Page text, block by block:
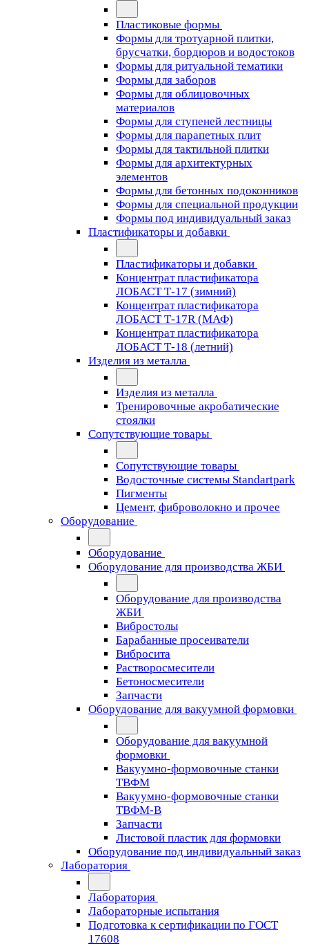
Пластиковые формы
Формы для тротуарной плитки,
брусчатки, бордюров и водостоков
Формы для ритуальной тематики
Формы для заборов
Формы для облицовочных
материалов
Формы для ступеней лестницы
Формы для парапетных плит
Формы для тактильной плитки
Формы для архитектурных
элементов
Формы для бетонных подоконников
Формы для специальной продукции
Формы под индивидуальный заказ
Пластификаторы и добавки
Пластификаторы и добавки
Концентрат пластификатора
ЛОБАСТ Т-17 (зимний)
Концентрат пластификатора
ЛОБАСТ Т-17R (МАФ)
Концентрат пластификатора
ЛОБАСТ Т-18 (летний)
Изделия из металла
Изделия из металла
Тренировочные акробатические
стоялки
Сопутствующие товары
Сопутствующие товары
Водосточные системы Standartpark
Пигменты
Цемент, фиброволокно и прочее
Оборудование
Оборудование
Оборудование для производства ЖБИ
Оборудование для производства
ЖБИ
Вибростолы
Барабанные просеиватели
Вибросита
Растворосмесители
Бетоносмесители
Запчасти
Оборудование для вакуумной формовки
Оборудование для вакуумной
формовки
Вакуумно-формовочные станки
ТВФМ
Вакуумно-формовочные станки
ТВФМ-В
Запчасти
Листовой пластик для формовки
Оборудование под индивидуальный заказ
Лаборатория
Лаборатория
Лабораторные испытания
Подготовка к сертификации по ГОСТ
17608